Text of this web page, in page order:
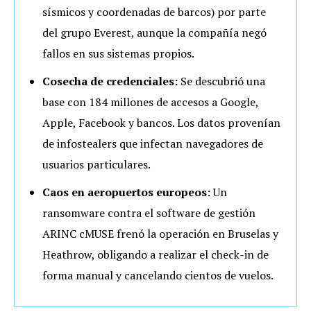
sísmicos y coordenadas de barcos) por parte
del grupo Everest, aunque la compañía negó
fallos en sus sistemas propios.
Cosecha de credenciales: Se descubrió una
base con 184 millones de accesos a Google,
Apple, Facebook y bancos. Los datos provenían
de infostealers que infectan navegadores de
usuarios particulares.
Caos en aeropuertos europeos:Un
ransomware contra el software de gestión
ARINC cMUSE frenó la operación en Bruselas y
Heathrow, obligando a realizar el check-in de
forma manual y cancelando cientos de vuelos.